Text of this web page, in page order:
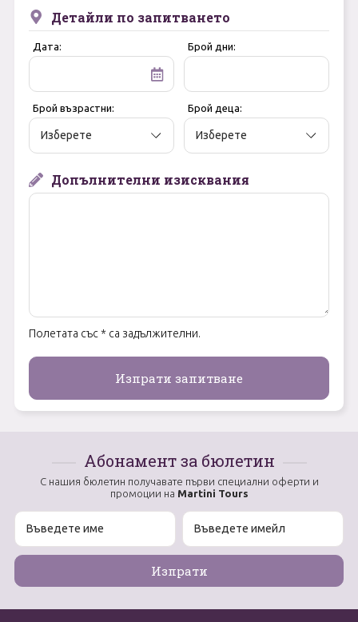
Май
Юни
Юли
Август
Септември
Октомври
Свържете се с нас
Детайли по запитването
Дата: Брой дни:
Брой възрастни: Брой деца:
Допълнителни изисквания
Полетата със * са задължителни.
Абонамент за бюлетин
С нашия бюлетин получавате първи специални оферти и
промоции на Martini Tours